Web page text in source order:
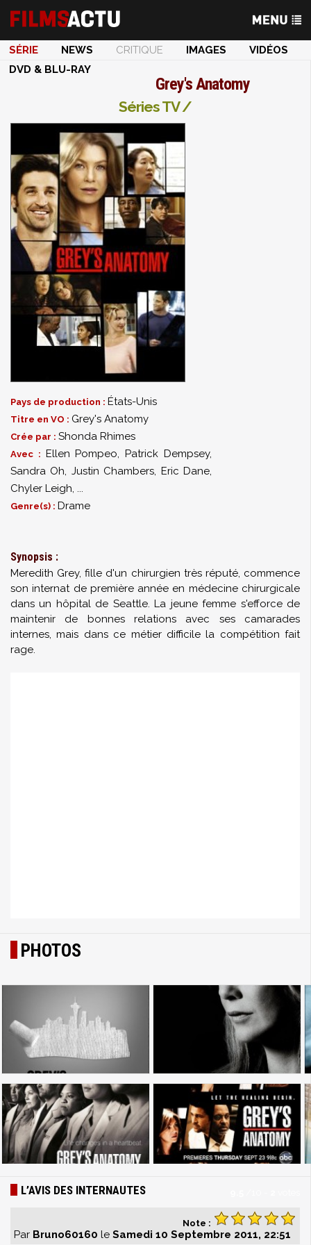
SÉRIE NEWS CRITIQUE IMAGES
VIDÉOS
DVD & BLU-RAY
Grey's Anatomy
Séries TV /
Pays de production : États-Unis
Titre en VO : Grey's Anatomy
Crée par : Shonda Rhimes
Avec : Ellen Pompeo,Patrick Dempsey,
Sandra Oh, Justin Chambers, Eric Dane,
Chyler Leigh, ...
Genre(s) : Drame
Synopsis :
Meredith Grey, fille d'un chirurgien très réputé, commence
son internat de première année en médecine chirurgicale
dans un hôpital de Seattle. La jeune femme s'efforce de
maintenir de bonnes relations avec ses camarades
internes, mais dans ce métier difficile la compétition fait
rage.
PHOTOS
L’AVIS DES INTERNAUTES
Note :
Par Bruno60160 le Samedi 10 Septembre 2011, 22:51